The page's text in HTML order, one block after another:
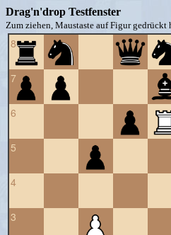
Drag'n'drop Testfenster
Zum ziehen, Maustaste auf Figur
8
7
6
5
4
3